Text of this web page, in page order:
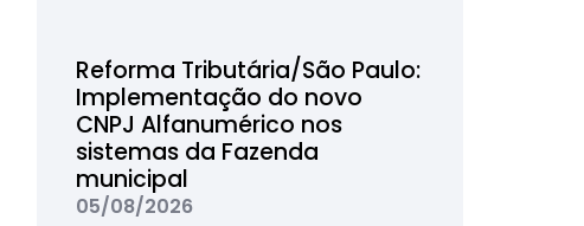
Reforma Tributária/São Paulo:
Implementação do novo
CNPJ Alfanumérico nos
sistemas da Fazenda
municipal
05/08/2026